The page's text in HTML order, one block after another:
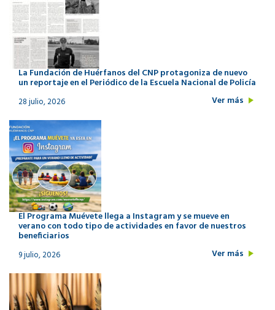
La Fundación de Huérfanos del CNP protagoniza de nuevo
un reportaje en el Periódico de la Escuela Nacional de Policía
28 julio, 2026 Ver más
El Programa Muévete llega a Instagram y se mueve en
verano con todo tipo de actividades en favor de nuestros
beneficiarios
9 julio, 2026 Ver más